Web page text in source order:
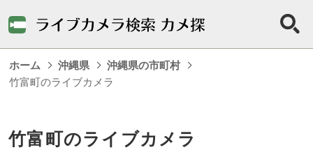
ホーム 沖縄県
沖縄県の市町村
竹富町のライブカメラ
竹富町のライブカメラ